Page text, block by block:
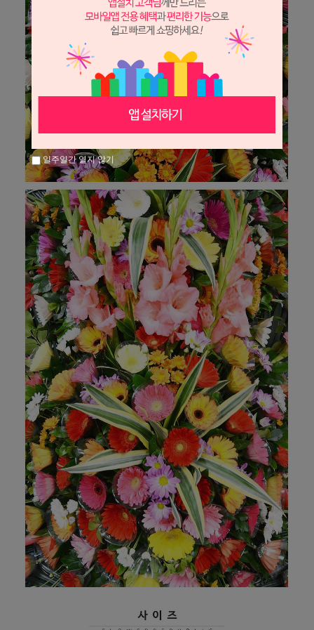
일주일간 열지 않기